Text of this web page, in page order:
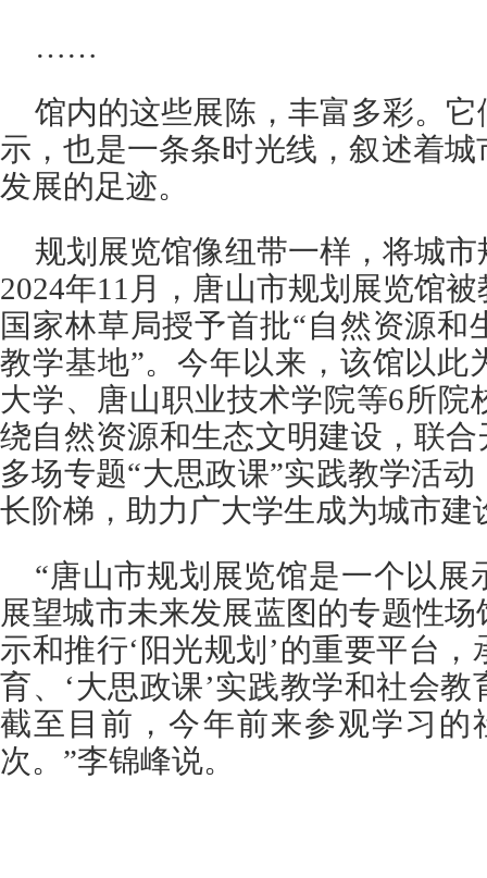
……
馆内的这些展陈，丰富多彩。
示，也是一条条时光线，叙述着
发展的足迹。
规划展览馆像纽带一样，将城
2024年11月，唐山市规划展览馆
国家林草局授予首批“自然资源和
教学基地”。今年以来，该馆以此
大学、唐山职业技术学院等6所院
绕自然资源和生态文明建设，联
多场专题“大思政课”实践教学活
长阶梯，助力广大学生成为城市建
“唐山市规划展览馆是一个以展
展望城市未来发展蓝图的专题性
示和推行‘阳光规划’的重要平台
育、‘大思政课’实践教学和社会
截至目前，今年前来参观学习的
次。”李锦峰说。